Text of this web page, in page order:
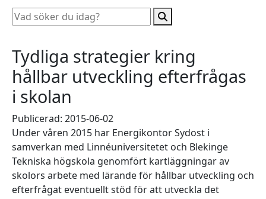
Tydliga strategier kring
hållbar utveckling efterfrågas
i skolan
Publicerad: 2015-06-02
Under våren 2015 har Energikontor Sydost i
samverkan med Linnéuniversitetet och Blekinge
Tekniska högskola genomfört kartläggningar av
skolors arbete med lärande för hållbar utveckling och
efterfrågat eventuellt stöd för att utveckla det